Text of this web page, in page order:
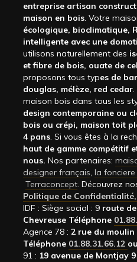
entreprise artisan
maison en bois. Votre
écologique, bioclimatique,
intelligente avec une
utilisons naturellement des
et fibre de bois, ouate de
proposons tous types de
douglas, mélèze, red cedar.
maison bois dans tous les
design contemporaine ou
bois ou crépi, maison toit
4 pans. Si vous êtes à la
haut de gamme compétitif
nous. Nos partenaires:
designer français, la
Terraconcept. Découvrez
Politique de Confidentialité,
IDF : Siège social : 9 route
Chevreuse Téléphone
Agence 78 : 2 rue du moulin
Téléphone 01.88.31.66.12
91 : 19 avenue de Montjay